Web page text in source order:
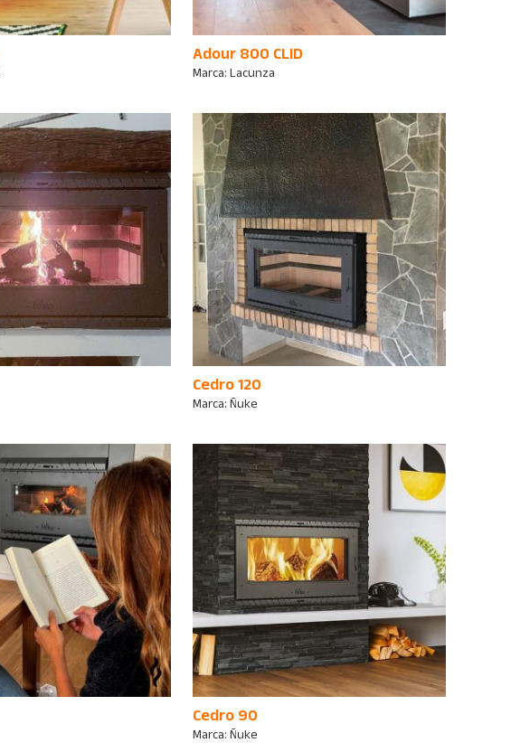
Adour 800 CLID
Marca: Lacunza
Cedro 120
Marca: Ñuke
Cedro 90
Marca: Ñuke